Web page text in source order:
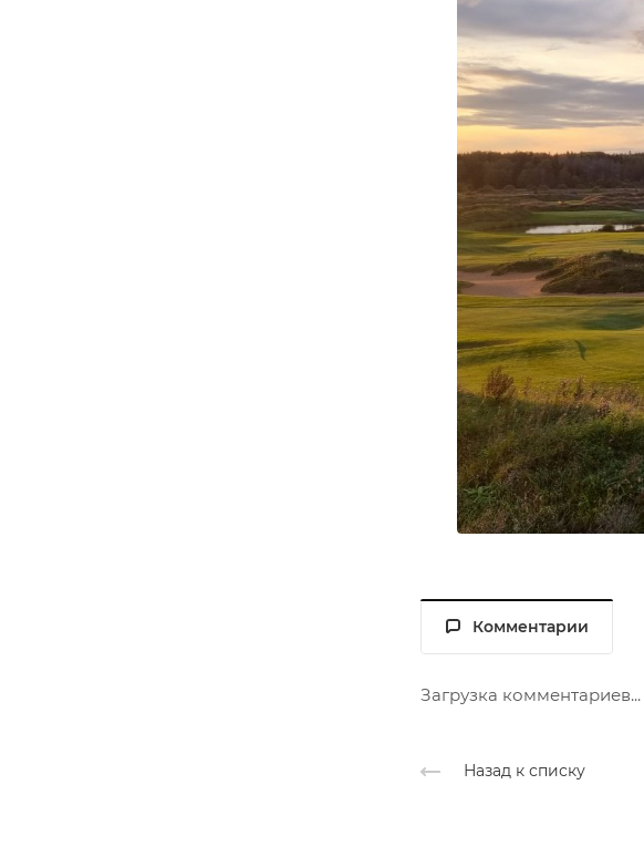
Комментарии
Загрузка комментариев...
Назад к списку